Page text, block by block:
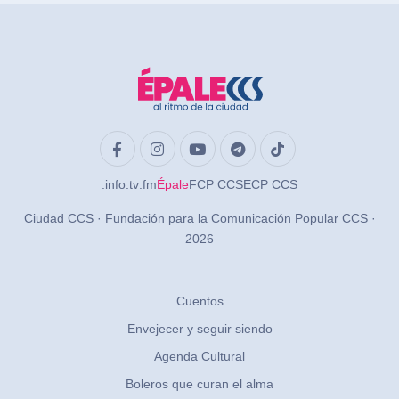
.info.tv.fmÉpaleFCP CCSECP CCS
Ciudad CCS · Fundación para la Comunicación Popular CCS ·
2026
Cuentos
Envejecer y seguir siendo
Agenda Cultural
Boleros que curan el alma